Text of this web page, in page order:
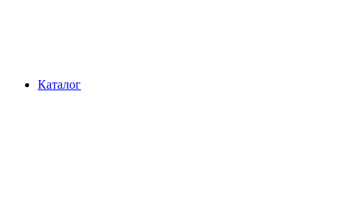
Каталог